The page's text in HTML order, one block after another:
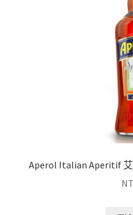
Aperol Italian Aperitif